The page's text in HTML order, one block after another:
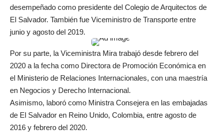
desempeñado como presidente del Colegio de Arquitectos de
El Salvador. También fue Viceministro de Transporte entre
junio y agosto del 2019.
Por su parte, la Viceministra Mira trabajó desde febrero del
2020 a la fecha como Directora de Promoción Económica en
el Ministerio de Relaciones Internacionales, con una maestría
en Negocios y Derecho Internacional.
Asimismo, laboró como Ministra Consejera en las embajadas
de El Salvador en Reino Unido, Colombia, entre agosto de
2016 y febrero del 2020.